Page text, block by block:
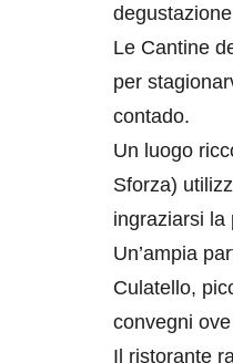
Le Cantine
per
contado.
Un luogo
Sforza)
ingraziarsi la
Un’ampia
Culatello,
convegni
Il ristorante